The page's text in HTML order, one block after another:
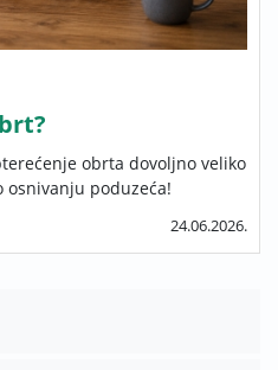
obrta dovoljno veliko
poduzeća!
24.06.2026.